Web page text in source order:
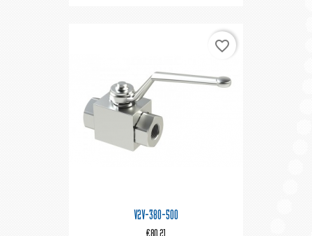
V2V-380-500
favorite_border